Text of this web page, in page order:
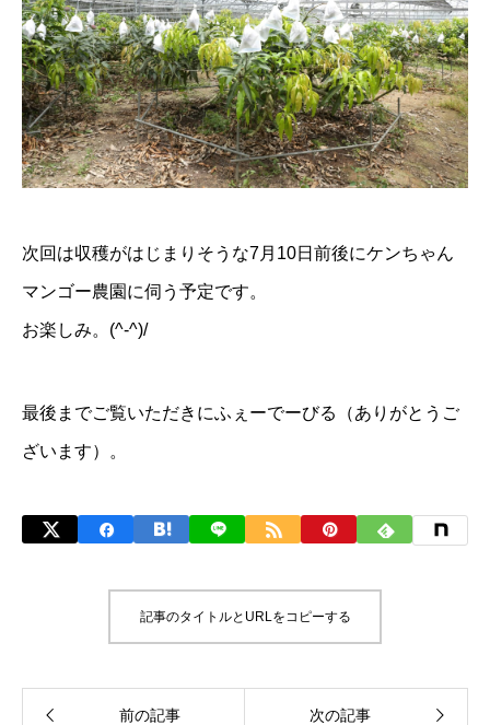
次回は収穫がはじまりそうな7月10日前後にケンちゃん
マンゴー農園に伺う予定です。
お楽しみ。(^-^)/
最後までご覧いただきにふぇーでーびる（ありがとうご
ざいます）。
記事のタイトルとURLをコピーする